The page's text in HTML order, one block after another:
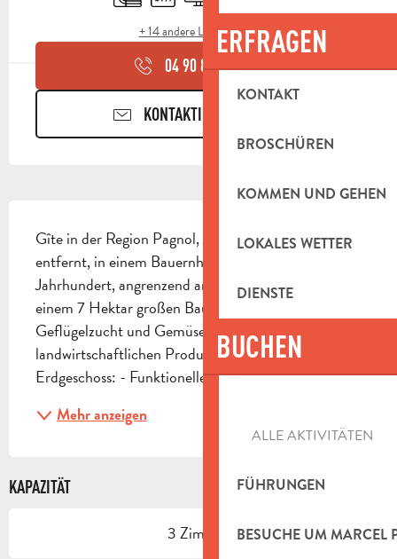
ERFRAGEN
KONTAKT
BROSCHÜREN
KOMMEN UND GEHEN
LOKALES WETTER
DIENSTE
BUCHEN
ALLE AKTIVITÄTEN
FÜHRUNGEN
BESUCHE UM MARCEL
+ 14 andere Leistung(en)
04 90 85 45▒▒
KONTAKTIEREN SIE UNS
Gîte in der Region Pagnol, 3 km von Aubagne
entfernt, in einem Bauernhaus aus dem 18.
Jahrhundert, angrenzend an die Eigentümer. Auf
einem 7 Hektar großen Bauernhof gelegen,
Geflügelzucht und Gemüseanbau. Verkauf von
landwirtschaftlichen Produkten vor Ort. Im
Erdgeschoss: - Funktionelle Küche mit...
Mehr anzeigen
KAPAZITÄT
3 Zimmer